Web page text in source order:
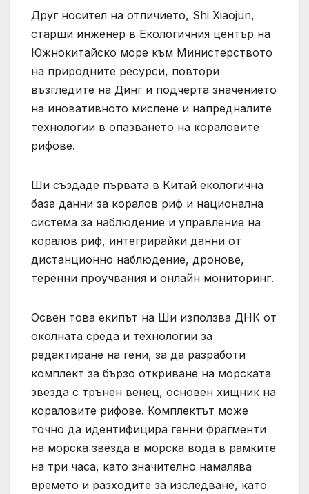
Друг носител на отличието, Shi Xiaojun,
старши инженер в Екологичния център на
Южнокитайско море към Министерството
на природните ресурси, повтори
възгледите на Динг и подчерта значението
на иновативното мислене и напредналите
технологии в опазването на кораловите
рифове.
Ши създаде първата в Китай екологична
база данни за коралов риф и национална
система за наблюдение и управление на
коралов риф, интегрирайки данни от
дистанционно наблюдение, дронове,
теренни проучвания и онлайн мониторинг.
Освен това екипът на Ши използва ДНК от
околната среда и технологии за
редактиране на гени, за да разработи
комплект за бързо откриване на морската
звезда с трънен венец, основен хищник на
кораловите рифове. Комплектът може
точно да идентифицира генни фрагменти
на морска звезда в морска вода в рамките
на три часа, като значително намалява
времето и разходите за изследване, като